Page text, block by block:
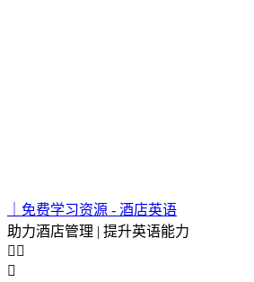
｜免费学习资源 - 酒店英语
助力酒店管理 | 提升英语能力
 
